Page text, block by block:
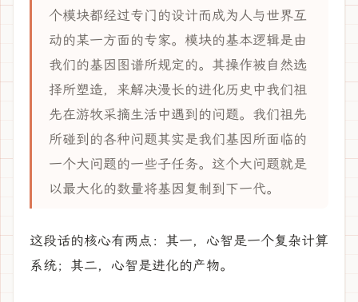
个模块都经过专门的设计而成为人与世界互
动的某一方面的专家。模块的基本逻辑是由
我们的基因图谱所规定的。其操作被自然选
择所塑造，来解决漫长的进化历史中我们祖
先在游牧采摘生活中遇到的问题。我们祖先
所碰到的各种问题其实是我们基因所面临的
一个大问题的一些子任务。这个大问题就是
以最大化的数量将基因复制到下一代。
这段话的核心有两点：其一，心智是一个复杂计算
系统；其二，心智是进化的产物。